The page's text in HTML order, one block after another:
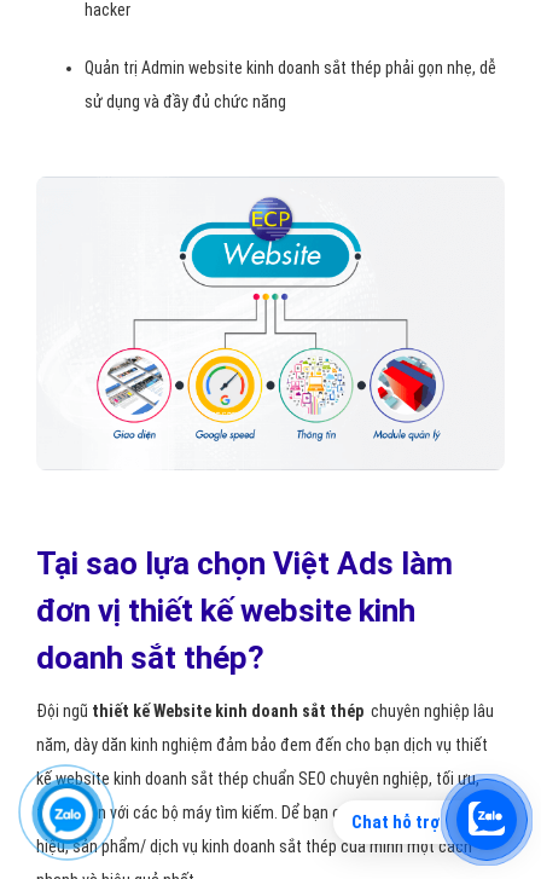
hacker
Quản trị Admin website kinh doanh sắt thép phải gọn nhẹ, dễ
sử dụng và đầy đủ chức năng
Tại sao lựa chọn Việt Ads làm
đơn vị thiết kế website kinh
doanh sắt thép?
Đội ngũ thiết kế Website kinh doanh sắt thép chuyên nghiệp lâu
năm, dày dăn kinh nghiệm đảm bảo đem đến cho bạn dịch vụ thiết
kế website kinh doanh sắt thép chuẩn SEO chuyên nghiệp, tối ưu,
thân thiện với các bộ máy tìm kiếm. Dể bạn có thể quảng bá thương
hiệu, sản phẩm/ dịch vụ kinh doanh sắt thép của mình một cách
Chat hỗ trợ